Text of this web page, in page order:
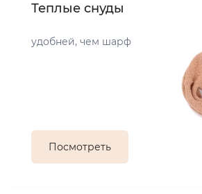
Теплые снуды
удобней, чем шарф
Посмотреть